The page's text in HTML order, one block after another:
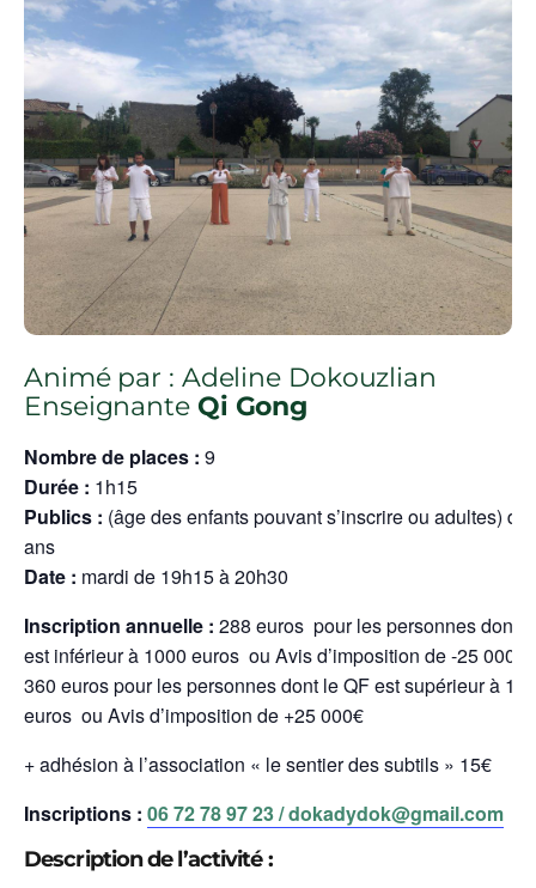
Animé par : Adeline Dokouzlian
EnseignanteQi Gong
Nombre de places : 9
Durée : 1h15
Publics : (âge des enfants pouvant s’inscrire ou adultes)
ans
Date : mardi de 19h15 à 20h30
Inscription annuelle : 288 euros pour les personnes dont
est inférieur à 1000 euros ou Avis d’imposition de -25 000€
360 euros pour les personnes dont le QF est supérieur à
euros ou Avis d’imposition de +25 000€
+ adhésion à l’association « le sentier des subtils » 15€
Inscriptions : 06 72 78 97 23 /dokadydok@gmail.com
Description de l’activité :